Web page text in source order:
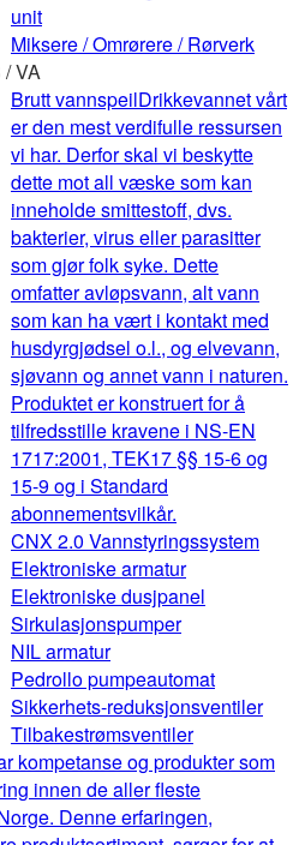
unit
Miksere / Omrørere / Rørverk
/ VA
Brutt vannspeilDrikkevannet vårt
er den mest verdifulle ressursen
vi har. Derfor skal vi beskytte
dette mot all væske som kan
inneholde smittestoff, dvs.
bakterier, virus eller parasitter
som gjør folk syke. Dette
omfatter avløpsvann, alt vann
som kan ha vært i kontakt med
husdyrgjødsel o.l., og elvevann,
sjøvann og annet vann i naturen.
Produktet er konstruert for å
tilfredsstille kravene i NS-EN
1717:2001, TEK17 §§ 15-6 og
15-9 og i Standard
abonnementsvilkår.
CNX 2.0 Vannstyringssystem
Elektroniske armatur
Elektroniske dusjpanel
Sirkulasjonspumper
NIL armatur
Pedrollo pumpeautomat
Sikkerhets-reduksjonsventiler
Tilbakestrømsventiler
kompetanse og produkter som
innen de aller fleste
Denne erfaringen,